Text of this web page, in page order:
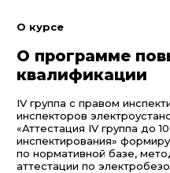
О курсе
О программе
квалификации
IV группа с правом
инспекторов
«Аттестация IV группа до
инспектирования»
по нормативной базе,
аттестации по